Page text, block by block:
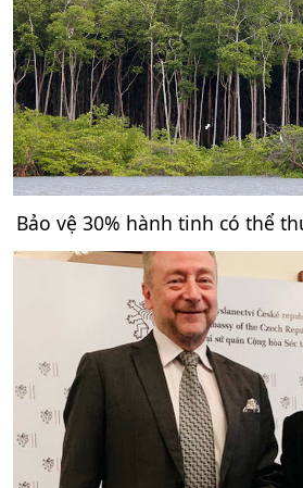
Bảo vệ 30% hành tinh có thể